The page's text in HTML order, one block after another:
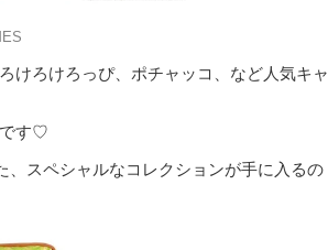
けろけろっぴ、ポチャッコ、など人気キャ
です♡
スペシャルなコレクションが手に入るの